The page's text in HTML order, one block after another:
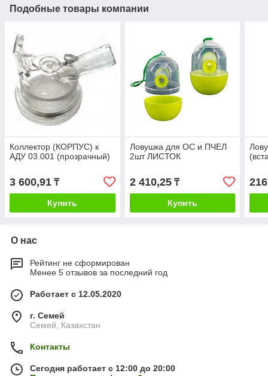
Подобные товары компании
Коллектор (КОРПУС) к
АДУ 03.001 (прозрачный)
3 600,91 ₸
Купить
Ловушка для ОС и ПЧЕЛ
2шт ЛИСТОК
2 410,25₸
Купить
О нас
Рейтинг не сформирован
Менее 5 отзывов за последний год
Работает с 12.05.2020
г. Семей
Семей, Казахстан
Контакты
Сегодня работает с 12:00 до 20:00